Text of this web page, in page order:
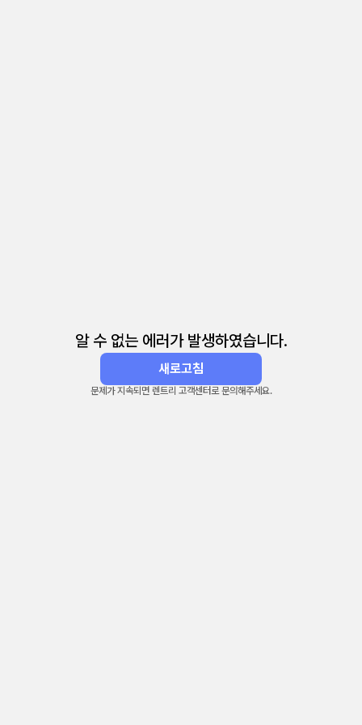
알 수 없는 에러가 발생하였습니다.
새로고침
문제가 지속되면 렌트리 고객센터로 문의해주세요.